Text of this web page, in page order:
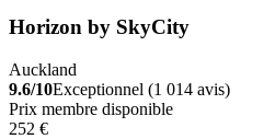
Horizon by SkyCity
Auckland
9.6/10Exceptionnel (1 014 avis)
Prix membre disponible
252 €